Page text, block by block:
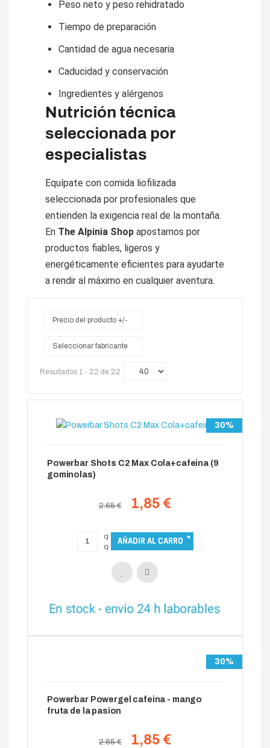
Peso neto y peso rehidratado
Tiempo de preparación
Cantidad de agua necesaria
Caducidad y conservación
Ingredientes y alérgenos
Nutrición técnica
seleccionada por
especialistas
Equípate con comida liofilizada
seleccionada por profesionales que
entienden la exigencia real de la montaña.
En The Alpinia Shop apostamos por
productos fiables, ligeros y
energéticamente eficientes para ayudarte
a rendir al máximo en cualquier aventura.
Precio del producto +/-
Seleccionar fabricante
Resultados 1 - 22 de 22
30%
Powerbar Shots C2 Max Cola+cafeina (9
gominolas)
2.65 € 1,85 €
30%
Powerbar Powergel cafeina - mango
fruta de la pasion
2.65 € 1,85 €